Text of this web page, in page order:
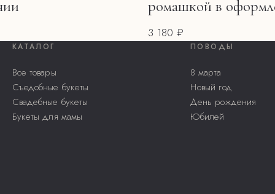
ромашкой в
3 180 ₽
КАТАЛОГ
Все товары
Съедобные букеты
Свадебные букеты
Букеты для мамы
ПОВОДЫ
8 марта
Новый год
День рождения
Юбилей